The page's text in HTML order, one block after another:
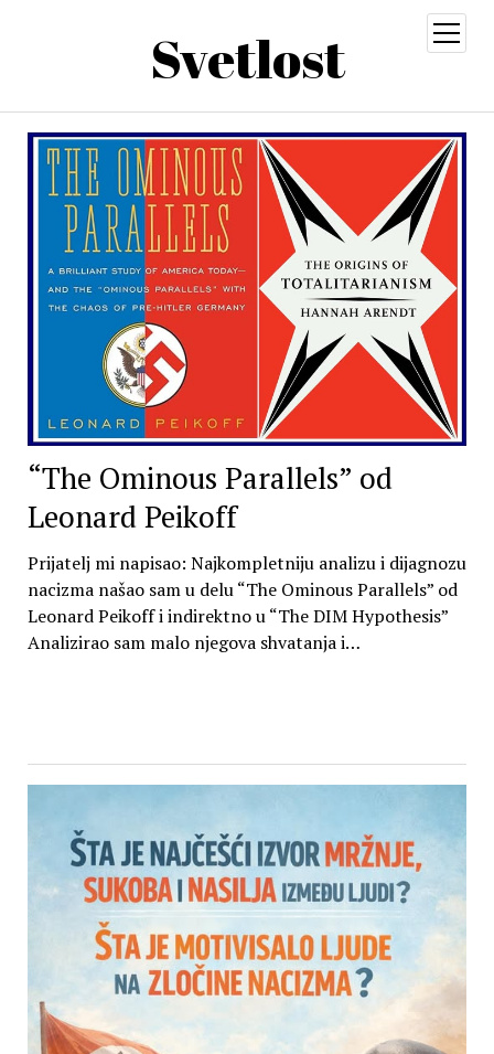
Svetlost
open
menu
“The Ominous Parallels” od
Leonard Peikoff
Prijatelj mi napisao: Najkompletniju analizu i dijagnozu
nacizma našao sam u delu “The Ominous Parallels” od
Leonard Peikoff i indirektno u “The DIM Hypothesis”
Analizirao sam malo njegova shvatanja i…